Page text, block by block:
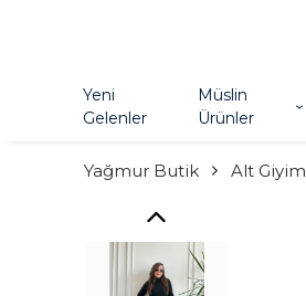
Yeni
Gelenler
Müslin
Ürünler
Yağmur Butik Alt Giyim